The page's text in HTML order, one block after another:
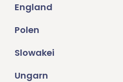
England
Polen
Slowakei
Ungarn